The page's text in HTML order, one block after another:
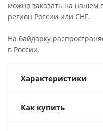
можно заказать на нашем
регион России или СНГ.
На байдарку
в России.
Характеристики
Как купить